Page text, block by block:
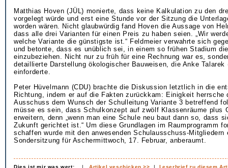
Matthias Hoven (JÜL) monierte, dass keine Kalkulation zu den
vorgelegt würde und erst eine Stunde vor der Sitzung die
worden wären. Nicht glaubwürdig fand Hoven die Aussage von
dass alle drei Varianten für einen Preis zu haben seien. „Wir
welche Variante die günstigste ist.“ Feldmeier verwahrte sich
und betonte, dass es unüblich sei, in einem so frühen Stadium
einzubeziehen. Nicht nur zu früh für eine Rechnung war es,
detaillierte Darstellung ökologischer Bauweisen, die Anke Talarek
einforderte.
Peter Hüvelmann (CDU) brachte die Diskussion letztlich in die
Richtung, indem er auf die Fakten zurückkam: Einigkeit herrsche
Ausschuss dem Wunsch der Schulleitung Variante 3 betreffend
müsse es sein, dass Schulkonzept auf zwölf Klassenräume plus
erweitern, denn „wenn man eine Schule neu baut dann so, dass
Zukunft gerichtet ist.“ Um diese Grundlagen im Raumprogramm
schaffen wurde mit den anwesenden Schulausschuss-Mitgliedern
Sondersitzung für Aschermittwoch, 17. Februar, anberaumt.
Dies ist mir was wert: |Artikel veschicken >> | Leserbrief zu diesem